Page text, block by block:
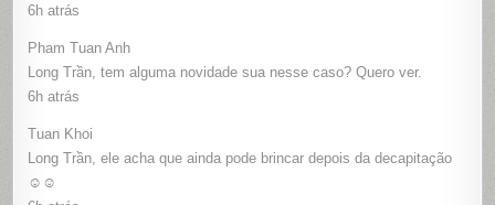
6h atrás
Pham Tuan Anh
Long Trần, tem alguma novidade sua nesse caso? Quero ver.
6h atrás
Tuan Khoi
Long Trần, ele acha que ainda pode brincar depois da decapitação
☺☺